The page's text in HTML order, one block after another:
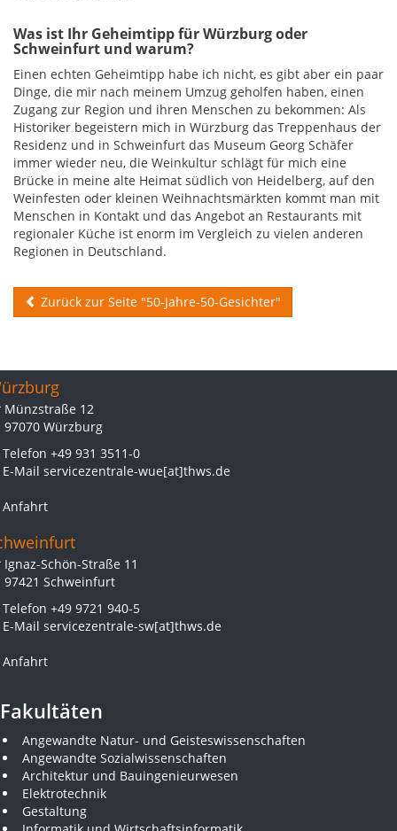
Was ist Ihr Geheimtipp für Würzburg oder
Schweinfurt und warum?
Einen echten Geheimtipp habe ich nicht, es gibt aber ein paar
Dinge, die mir nach meinem Umzug geholfen haben, einen
Zugang zur Region und ihren Menschen zu bekommen: Als
Historiker begeistern mich in Würzburg das Treppenhaus der
Residenz und in Schweinfurt das Museum Georg Schäfer
immer wieder neu, die Weinkultur schlägt für mich eine
Brücke in meine alte Heimat südlich von Heidelberg, auf den
Weinfesten oder kleinen Weihnachtsmärkten kommt man mit
Menschen in Kontakt und das Angebot an Restaurants mit
regionaler Küche ist enorm im Vergleich zu vielen anderen
Regionen in Deutschland.
Zurück zur Seite "50-Jahre-50-Gesichter"
Münzstraße 12
97070 Würzburg
Telefon +49 931 3511-0
E-Mail servicezentrale-wue[at]thws.de
Anfahrt
Ignaz-Schön-Straße 11
97421 Schweinfurt
Telefon +49 9721 940-5
E-Mail servicezentrale-sw[at]thws.de
Anfahrt
Fakultäten
Angewandte Natur- und Geisteswissenschaften
Angewandte Sozialwissenschaften
Architektur und Bauingenieurwesen
Elektrotechnik
Gestaltung